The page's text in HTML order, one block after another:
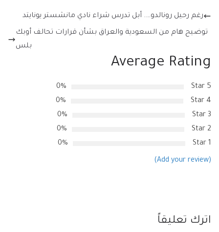
رغم رحيل رونالدو…. أبل تدرس شراء نادي مانشستر يونايتد
توضيح هام من السعودية والعراق بشأن قرارات تحالف أوبك
بلس
Average Rating
5 Star
0%
4 Star
0%
3 Star
0%
2 Star
0%
1 Star
0%
(Add your review)
اترك تعليقاً